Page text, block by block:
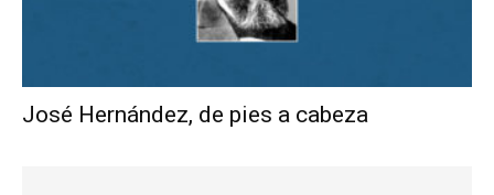
José Hernández, de pies a cabeza